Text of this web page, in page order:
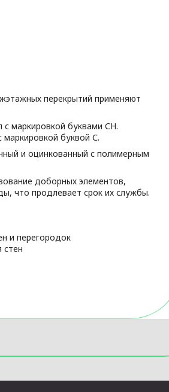
перекрытий применяют
маркировкой буквами СН.
буквой С.
и оцинкованный с полимерным
доборных элементов,
что продле­вает срок их службы.
и перегородок
стен